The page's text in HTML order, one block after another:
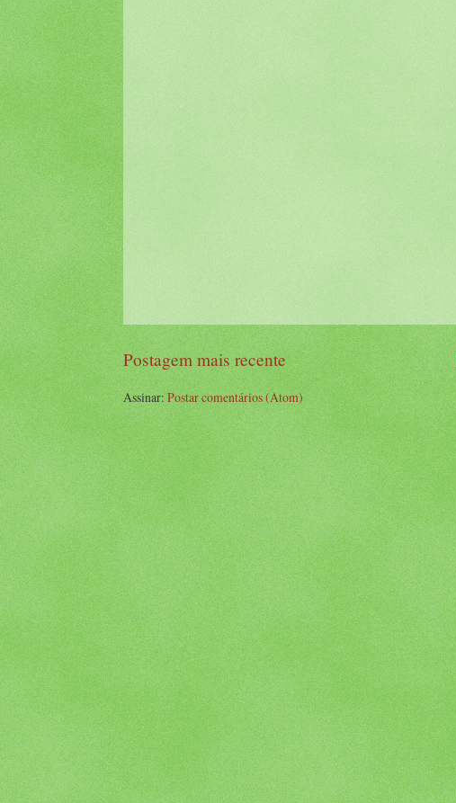
Postagem mais recente
Assinar:Postar comentários (Atom)